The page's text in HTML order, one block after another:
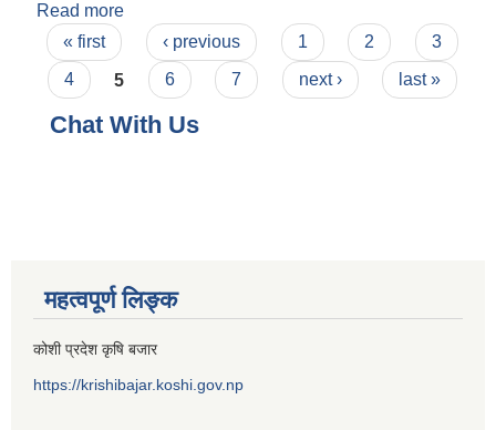
Read more
परिक्षण २०८१-०८२
Pages
« first ‹ previous 1 2
3
4
5 6 7 next › last »
Chat With Us
महत्वपूर्ण लिङ्क
कोशी प्रदेश कृषि बजार
https://krishibajar.koshi.gov.np